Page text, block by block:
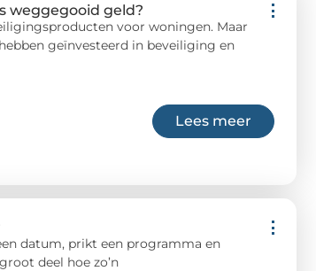
weggegooid geld?
voor woningen. Maar
geïnvesteerd in beveiliging en
Lees meer
datum, prikt een programma en
deel hoe zo’n